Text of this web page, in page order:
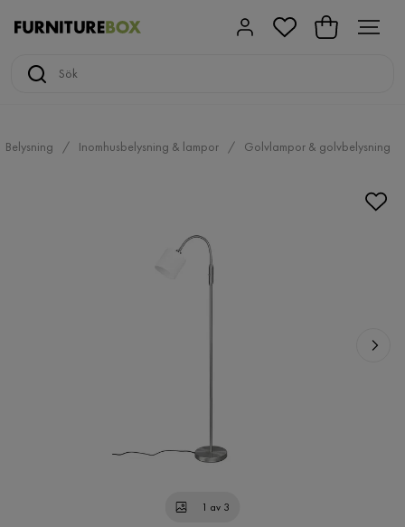
Belysning Inomhusbelysning & lampor Golvlampor & golvbelysning
1 av 3